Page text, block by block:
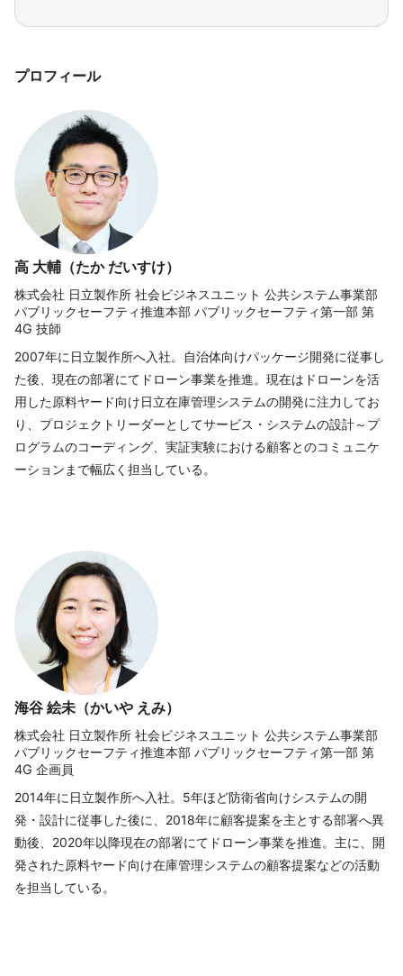
プロフィール
高 大輔（たか だいすけ）
株式会社 日立製作所 社会ビジネスユニット 公共システム事業部
パブリックセーフティ推進本部 パブリックセーフティ第一部 第
4G 技師
2007年に日立製作所へ入社。自治体向けパッケージ開発に従事し
た後、現在の部署にてドローン事業を推進。現在はドローンを活
用した原料ヤード向け日立在庫管理システムの開発に注力してお
り、プロジェクトリーダーとしてサービス・システムの設計～プ
ログラムのコーディング、実証実験における顧客とのコミュニケ
ーションまで幅広く担当している。
海谷 絵未（かいや えみ）
株式会社 日立製作所 社会ビジネスユニット 公共システム事業部
パブリックセーフティ推進本部 パブリックセーフティ第一部 第
4G 企画員
2014年に日立製作所へ入社。5年ほど防衛省向けシステムの開
発・設計に従事した後に、2018年に顧客提案を主とする部署へ異
動後、2020年以降現在の部署にてドローン事業を推進。主に、開
発された原料ヤード向け在庫管理システムの顧客提案などの活動
を担当している。